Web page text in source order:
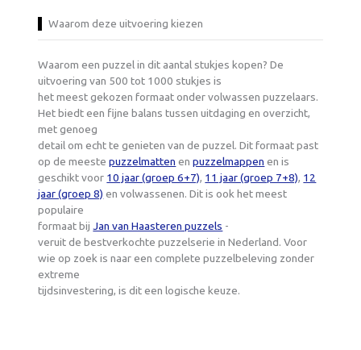
Waarom deze uitvoering kiezen
Waarom een puzzel in dit aantal stukjes kopen? De
uitvoering van 500 tot 1000 stukjes is
het meest gekozen formaat onder volwassen puzzelaars.
Het biedt een fijne balans tussen uitdaging en overzicht,
met genoeg
detail om echt te genieten van de puzzel. Dit formaat past
op de meestepuzzelmatten enpuzzelmappen en is
geschikt voor 10 jaar (groep 6+7), 11 jaar (groep 7+8), 12
jaar (groep 8) en volwassenen. Dit is ook het meest
populaire
formaat bijJan van Haasteren puzzels -
veruit de bestverkochte puzzelserie in Nederland. Voor
wie op zoek is naar een complete puzzelbeleving zonder
extreme
tijdsinvestering, is dit een logische keuze.